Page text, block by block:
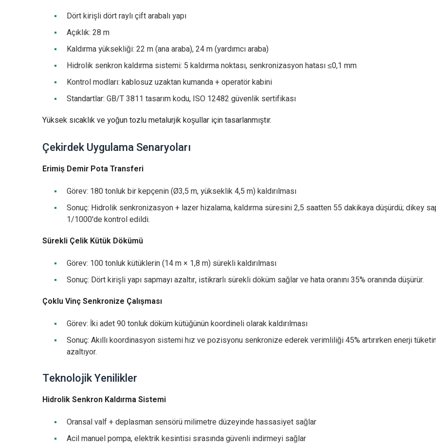
Dört kirişli dört raylı çift arabalı yapı
Açıklık: 28 m
Kaldırma yüksekliği: 22 m (ana araba), 24 m (yardımcı araba)
Hidrolik senkron kaldırma sistemi: 5 kaldırma noktası, senkronizasyon hatası ≤0,1 mm
Kontrol modları: kablosuz uzaktan kumanda + operatör kabini
Standartlar: GB/T 3811 tasarım kodu, ISO 12482 güvenlik sertifikası
Yüksek sıcaklık ve yoğun tozlu metalurjik koşullar için tasarlanmıştır.
Çekirdek Uygulama Senaryoları
Erimiş Demir Pota Transferi
Görev: 180 tonluk bir kepçenin (Ø3,5 m, yükseklik 4,5 m) kaldırılması
Sonuç: Hidrolik senkronizasyon + lazer hizalama, kaldırma süresini 2,5 saatten 55 dakikaya düşürdü; dikey
1/1000'de kontrol edildi.
Sürekli Çelik Kütük Dökümü
Görev: 100 tonluk kütüklerin (14 m × 1,8 m) sürekli kaldırılması
Sonuç: Dört kirişli yapı sapmayı azaltır, istikrarlı sürekli döküm sağlar ve hata oranını 35% oranında düşürür.
Çoklu Vinç Senkronize Çalışması
Görev: İki adet 90 tonluk döküm kütüğünün koordineli olarak kaldırılması
Sonuç: Akıllı koordinasyon sistemi hız ve pozisyonu senkronize ederek verimliliği 45% artırırken enerji
azaltıyor.
Teknolojik Yenilikler
Hidrolik Senkron Kaldırma Sistemi
Oransal valf + deplasman sensörü milimetre düzeyinde hassasiyet sağlar
Acil manuel pompa, elektrik kesintisi sırasında güvenli indirmeyi sağlar